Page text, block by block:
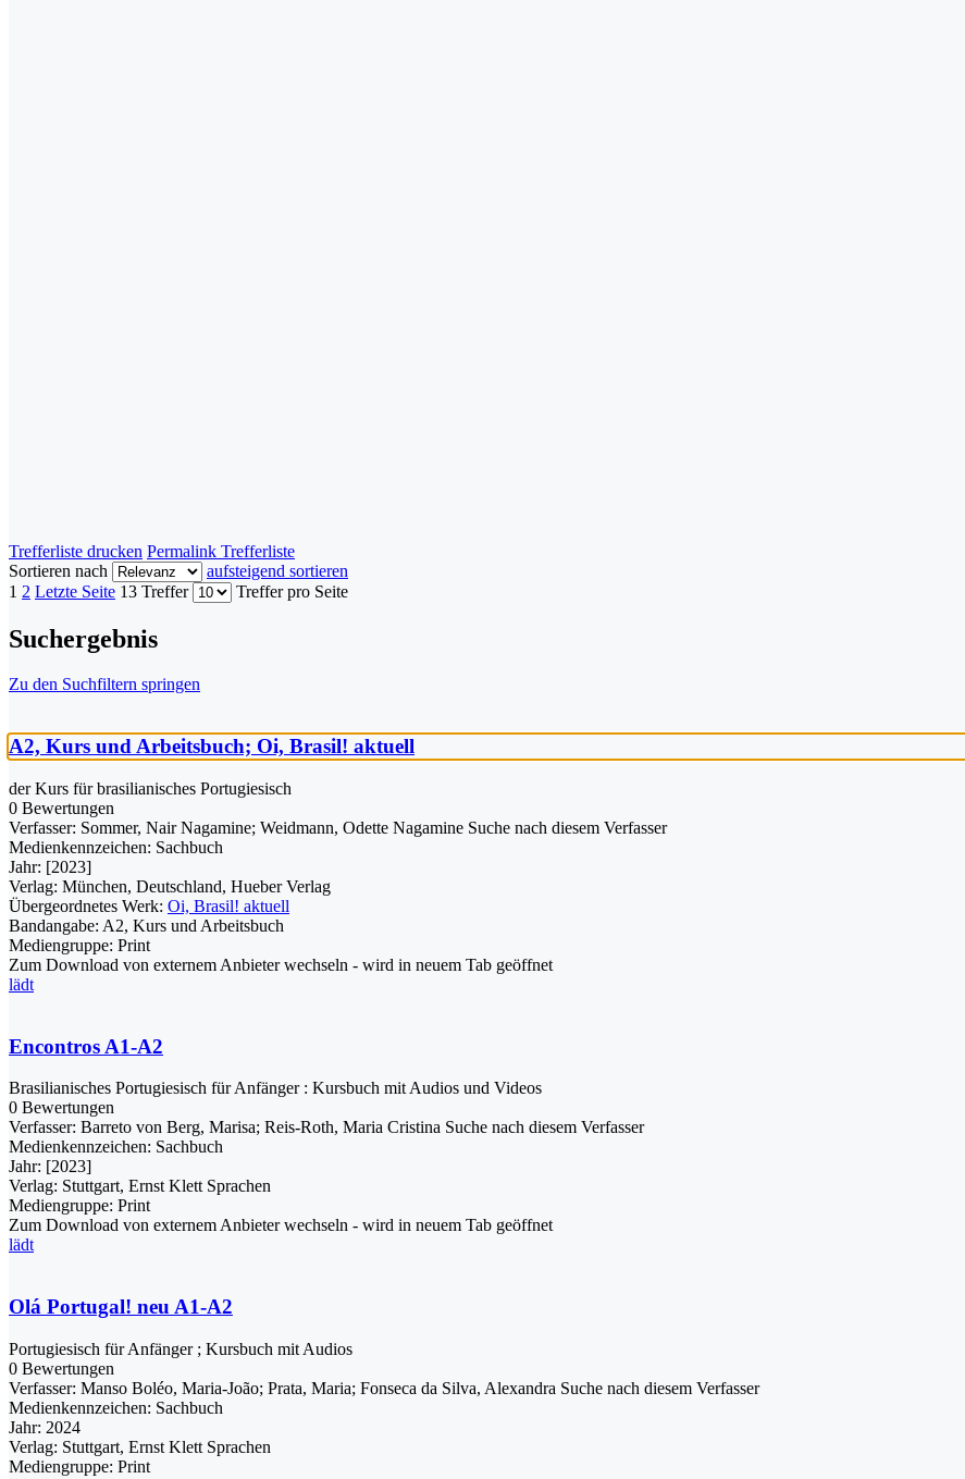
Trefferliste drucken Permalink Trefferliste
Sortieren nach
aufsteigend sortieren
1 2 Letzte Seite 13 Treffer Treffer pro Seite
Suchergebnis
Zu den Suchfiltern springen
A2, Kurs und Arbeitsbuch; Oi, Brasil! aktuell
der Kurs für brasilianisches Portugiesisch
0 Bewertungen
Verfasser: Sommer, Nair Nagamine; Weidmann, Odette Nagamine Suche nach diesem Verfasser
Medienkennzeichen: Sachbuch
Jahr: [2023]
Verlag: München, Deutschland, Hueber Verlag
Übergeordnetes Werk: Oi, Brasil! aktuell
Bandangabe: A2, Kurs und Arbeitsbuch
Mediengruppe: Print
Zum Download von externem Anbieter wechseln - wird in neuem Tab geöffnet
lädt
Encontros A1-A2
Brasilianisches Portugiesisch für Anfänger : Kursbuch mit Audios und Videos
0 Bewertungen
Verfasser: Barreto von Berg, Marisa; Reis-Roth, Maria Cristina Suche nach diesem Verfasser
Medienkennzeichen: Sachbuch
Jahr: [2023]
Verlag: Stuttgart, Ernst Klett Sprachen
Mediengruppe: Print
Zum Download von externem Anbieter wechseln - wird in neuem Tab geöffnet
lädt
Olá Portugal! neu A1-A2
Portugiesisch für Anfänger ; Kursbuch mit Audios
0 Bewertungen
Verfasser: Manso Boléo, Maria-João; Prata, Maria; Fonseca da Silva, Alexandra Suche nach diesem Verfasser
Medienkennzeichen: Sachbuch
Jahr: 2024
Verlag: Stuttgart, Ernst Klett Sprachen
Mediengruppe: Print